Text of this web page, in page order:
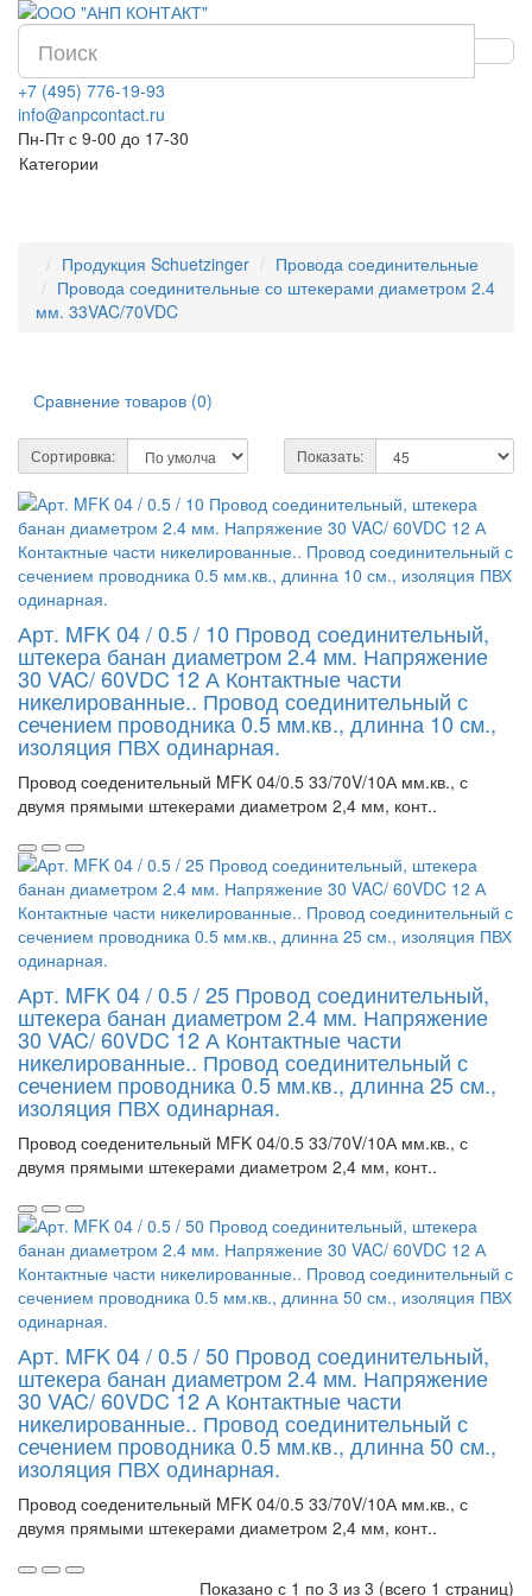
+7 (495) 776-19-93
info@anpcontact.ru
Пн-Пт с 9-00 до 17-30
Категории
Продукция Schuetzinger
Провода соединительные
Провода соединительные со штекерами диаметром 2.4
мм. 33VAC/70VDC
Сравнение товаров (0)
Сортировка: Показать:
Арт. MFK 04 / 0.5 / 10 Провод соединительный,
штекера банан диаметром 2.4 мм. Напряжение
30 VAC/ 60VDC 12 А Контактные части
никелированные.. Провод соединительный с
сечением проводника 0.5 мм.кв., длинна 10 см.,
изоляция ПВХ одинарная.
Провод соеденительный MFK 04/0.5 33/70V/10А мм.кв., с
двумя прямыми штекерами диаметром 2,4 мм, конт..
Арт. MFK 04 / 0.5 / 25 Провод соединительный,
штекера банан диаметром 2.4 мм. Напряжение
30 VAC/ 60VDC 12 А Контактные части
никелированные.. Провод соединительный с
сечением проводника 0.5 мм.кв., длинна 25 см.,
изоляция ПВХ одинарная.
Провод соеденительный MFK 04/0.5 33/70V/10А мм.кв., с
двумя прямыми штекерами диаметром 2,4 мм, конт..
Арт. MFK 04 / 0.5 / 50 Провод соединительный,
штекера банан диаметром 2.4 мм. Напряжение
30 VAC/ 60VDC 12 А Контактные части
никелированные.. Провод соединительный с
сечением проводника 0.5 мм.кв., длинна 50 см.,
изоляция ПВХ одинарная.
Провод соеденительный MFK 04/0.5 33/70V/10А мм.кв., с
двумя прямыми штекерами диаметром 2,4 мм, конт..
Показано с 1 по 3 из 3 (всего 1 страниц)